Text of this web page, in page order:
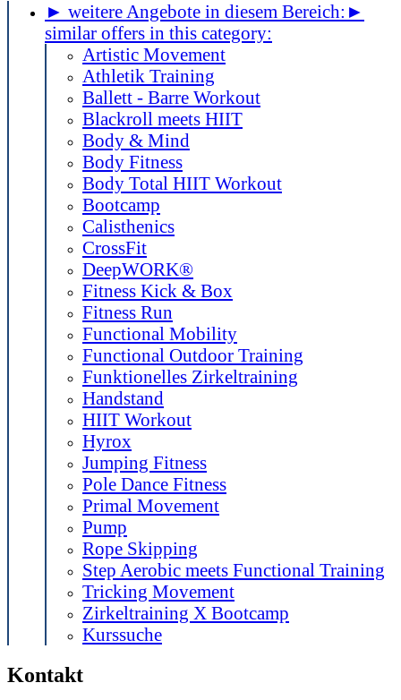
► weitere Angebote in diesem Bereich: ►
similar offers in this category:
Artistic Movement
Athletik Training
Ballett - Barre Workout
Blackroll meets HIIT
Body & Mind
Body Fitness
Body Total HIIT Workout
Bootcamp
Calisthenics
CrossFit
DeepWORK®
Fitness Kick & Box
Fitness Run
Functional Mobility
Functional Outdoor Training
Funktionelles Zirkeltraining
Handstand
HIIT Workout
Hyrox
Jumping Fitness
Pole Dance Fitness
Primal Movement
Pump
Rope Skipping
Step Aerobic meets Functional Training
Tricking Movement
Zirkeltraining X Bootcamp
Kurssuche
Kontakt